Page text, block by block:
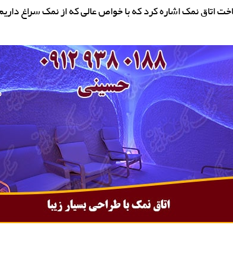
اتاق نمک اشاره کرد که با خواص عالی که از نمک سراغ داریم